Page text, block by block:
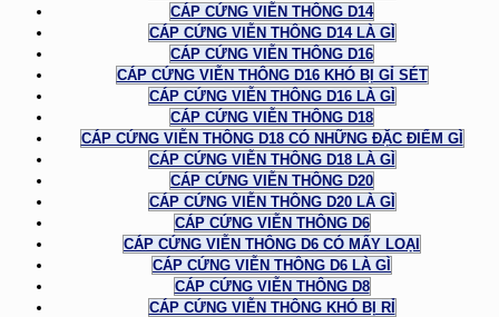
CÁP CỨNG VIỄN THÔNG D14
CÁP CỨNG VIỄN THÔNG D14 LÀ GÌ
CÁP CỨNG VIỄN THÔNG D16
CÁP CỨNG VIỄN THÔNG D16 KHÓ BỊ GỈ SÉT
CÁP CỨNG VIỄN THÔNG D16 LÀ GÌ
CÁP CỨNG VIỄN THÔNG D18
CÁP CỨNG VIỄN THÔNG D18 CÓ NHỮNG ĐẶC ĐIỂM GÌ
CÁP CỨNG VIỄN THÔNG D18 LÀ GÌ
CÁP CỨNG VIỄN THÔNG D20
CÁP CỨNG VIỄN THÔNG D20 LÀ GÌ
CÁP CỨNG VIỄN THÔNG D6
CÁP CỨNG VIỄN THÔNG D6 CÓ MẤY LOẠI
CÁP CỨNG VIỄN THÔNG D6 LÀ GÌ
CÁP CỨNG VIỄN THÔNG D8
CÁP CỨNG VIỄN THÔNG KHÓ BỊ RỈ